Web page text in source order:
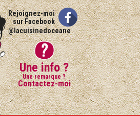
Rejoignez-moi
sur Facebook
@lacuisinedoceane
Une info ?
Une remarque ?
Contactez-moi